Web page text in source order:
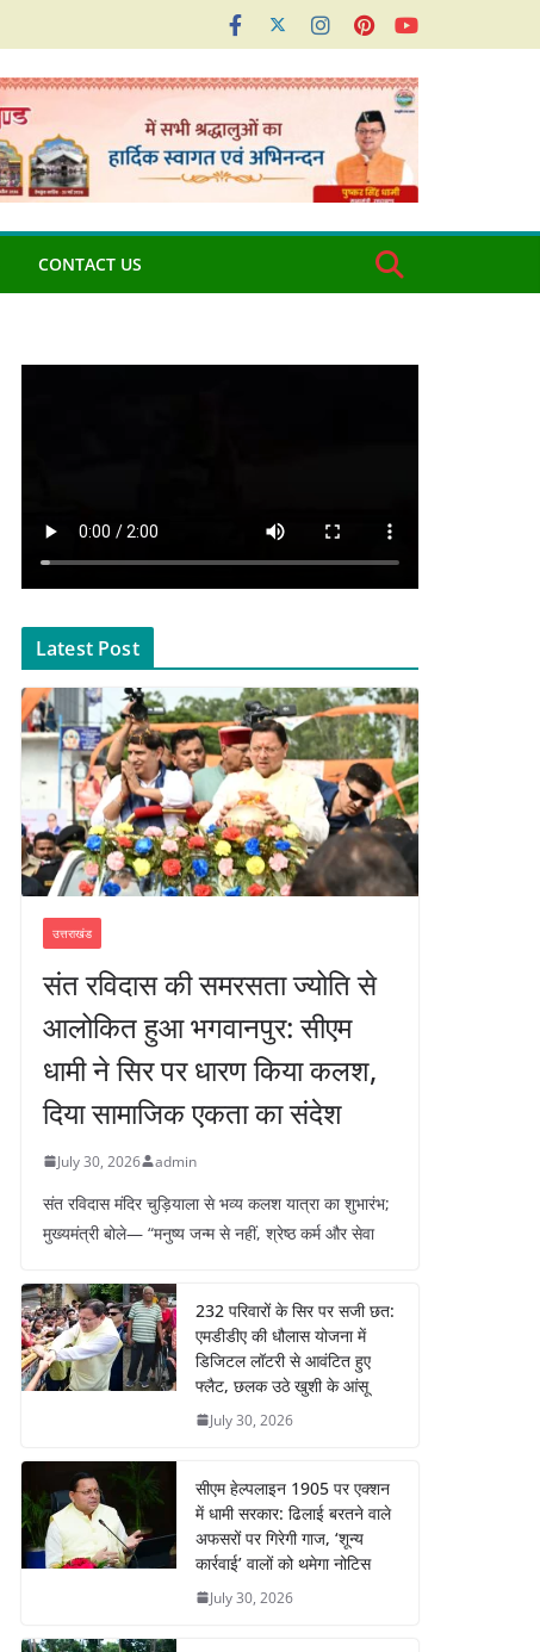
CONTACT US
Latest Post
उत्तराखंड
संत रविदास की समरसता ज्योति से
आलोकित हुआ भगवानपुर: सीएम
धामी ने सिर पर धारण किया कलश,
दिया सामाजिक एकता का संदेश
July 30, 2026 admin
संत रविदास मंदिर चुड़ियाला से भव्य कलश यात्रा का शुभारंभ;
मुख्यमंत्री बोले— “मनुष्य जन्म से नहीं, श्रेष्ठ कर्म और सेवा
232 परिवारों के सिर पर सजी छत:
एमडीडीए की धौलास योजना में
डिजिटल लॉटरी से आवंटित हुए
फ्लैट, छलक उठे खुशी के आंसू
July 30, 2026
सीएम हेल्पलाइन 1905 पर एक्शन
में धामी सरकार: ढिलाई बरतने वाले
अफसरों पर गिरेगी गाज, ‘शून्य
कार्रवाई’ वालों को थमेगा नोटिस
July 30, 2026